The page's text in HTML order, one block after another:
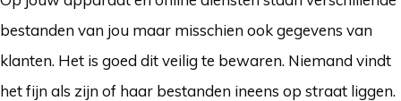
bestanden van jou maar misschien ook gegevens van
klanten. Het is goed dit veilig te bewaren. Niemand vindt
het fijn als zijn of haar bestanden ineens op straat liggen.